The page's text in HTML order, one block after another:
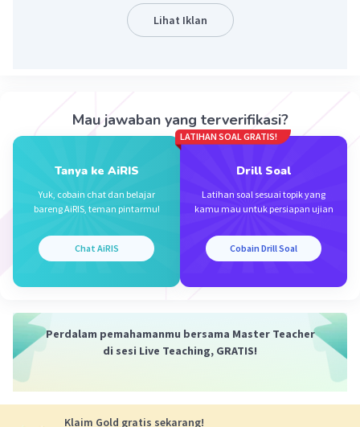
Iklan
Lihat Iklan
Mau jawaban yang terverifikasi?
Tanya ke AiRIS
Yuk, cobain chat dan belajar
bareng AiRIS, teman pintarmu!
Chat AiRIS
LATIHAN SOAL GRATIS!
Drill Soal
Latihan soal sesuai topik yang
kamu mau untuk persiapan ujian
Cobain Drill Soal
Perdalam pemahamanmu bersama Master Teacher
di sesi Live Teaching, GRATIS!
Klaim Gold gratis sekarang!